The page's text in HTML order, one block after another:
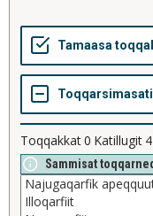
Toqqakkat0 Katillugit 4
Sammisat